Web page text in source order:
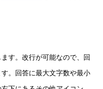
す。改行が可能なので、回
。回答に最大文字数や最小